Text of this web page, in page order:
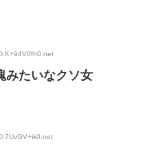
みたいなクソ女